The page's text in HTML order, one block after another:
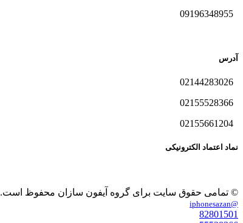
آدرس
نماد اعتماد الکترونیکی
© تمامی حقوق سایت برای گروه آیفون سازان محفوظ است.
@iphonesazan
82801501